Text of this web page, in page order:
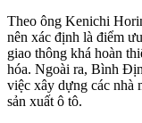
Theo ông Kenichi
nên xác định là điểm
giao thông khá hoàn
hóa. Ngoài ra, Bình
việc xây dựng các nhà
sản xuất ô tô.